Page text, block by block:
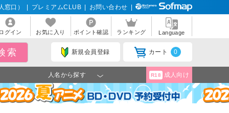
窓口） プレミアムCLUB お問い合わせ
ログイン お気に入り ポイント確認 ランキング Language
新規会員登録 カート 0
人名から探す R18 成人向け